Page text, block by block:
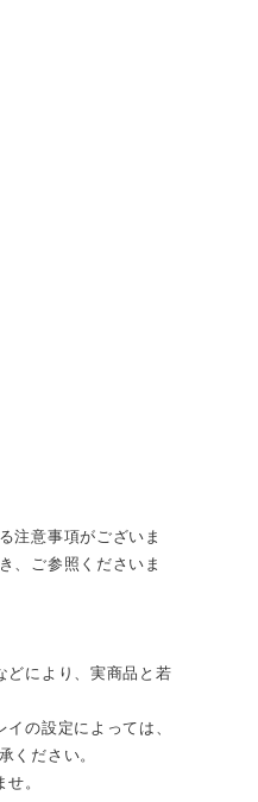
注意事項がございま
、ご参照くださいま
どにより、実商品と若
の設定によっては、
ください。
。